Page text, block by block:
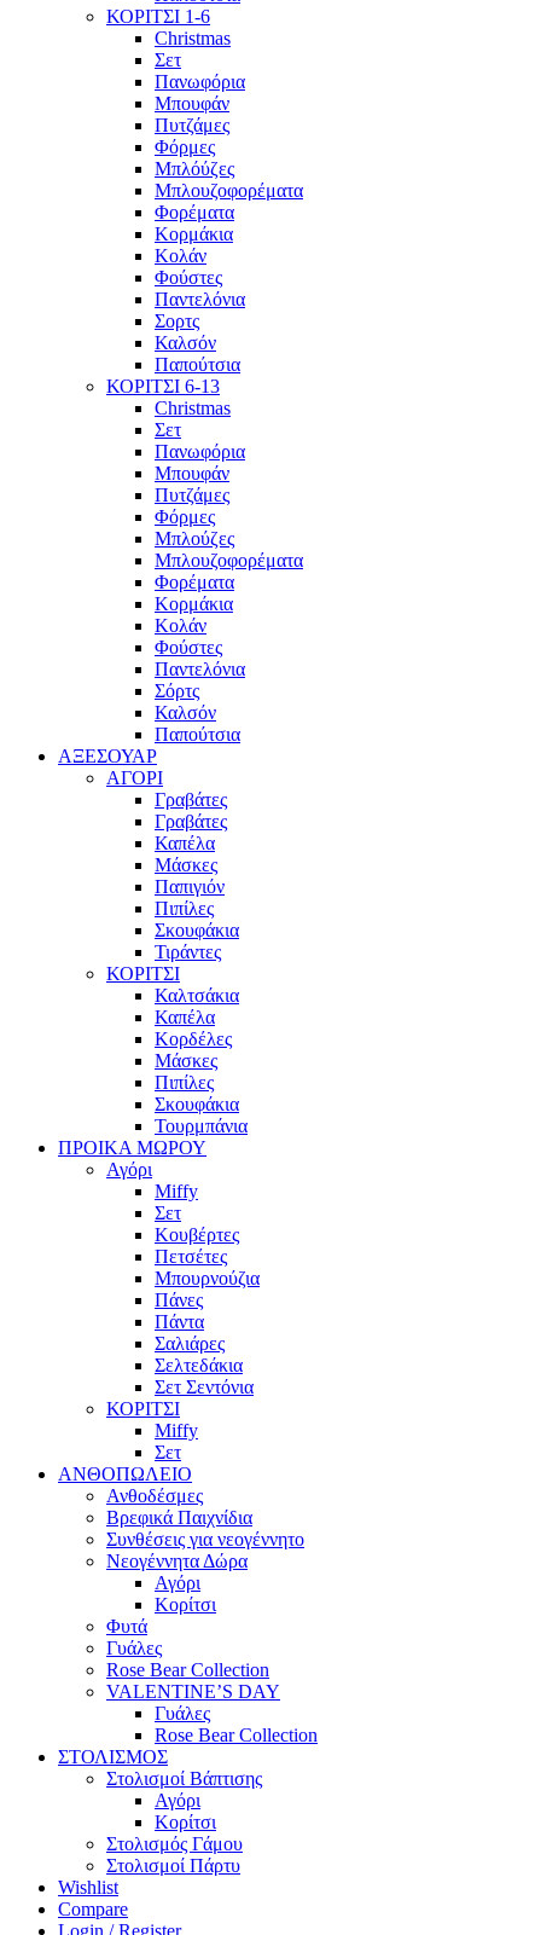
ΚΟΡΙΤΣΙ 1-6
Christmas
Σετ
Πανωφόρια
Μπουφάν
Πυτζάμες
Φόρμες
Μπλόύζες
Μπλουζοφορέματα
Φορέματα
Κορμάκια
Κολάν
Φούστες
Παντελόνια
Σορτς
Καλσόν
Παπούτσια
ΚΟΡΙΤΣΙ 6-13
Christmas
Σετ
Πανωφόρια
Μπουφάν
Πυτζάμες
Φόρμες
Μπλούζες
Μπλουζοφορέματα
Φορέματα
Κορμάκια
Κολάν
Φούστες
Παντελόνια
Σόρτς
Καλσόν
Παπούτσια
ΑΞΕΣΟΥΑΡ
ΑΓΟΡΙ
Γραβάτες
Γραβάτες
Καπέλα
Μάσκες
Παπιγιόν
Πιπίλες
Σκουφάκια
Τιράντες
ΚΟΡΙΤΣΙ
Καλτσάκια
Καπέλα
Κορδέλες
Μάσκες
Πιπίλες
Σκουφάκια
Τουρμπάνια
ΠΡΟΙΚΑ ΜΩΡΟΥ
Αγόρι
Miffy
Σετ
Κουβέρτες
Πετσέτες
Μπουρνούζια
Πάνες
Πάντα
Σαλιάρες
Σελτεδάκια
Σετ Σεντόνια
ΚΟΡΙΤΣΙ
Miffy
Σετ
ΑΝΘΟΠΩΛΕΙΟ
Ανθοδέσμες
Βρεφικά Παιχνίδια
Συνθέσεις για νεογέννητο
Νεογέννητα Δώρα
Αγόρι
Κορίτσι
Φυτά
Γυάλες
Rose Bear Collection
VALENTINE’S DAY
Γυάλες
Rose Bear Collection
ΣΤΟΛΙΣΜΟΣ
Στολισμοί Βάπτισης
Αγόρι
Κορίτσι
Στολισμός Γάμου
Στολισμοί Πάρτυ
Wishlist
Compare